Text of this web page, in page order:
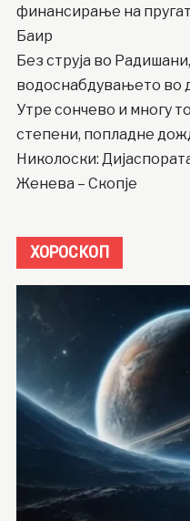
финансирање на
Баир
Без струја во
водоснабдувањето во
Утре сончево и многу
степени, попладне
Николоски:
Женева – Скопје
ХОРОСКОП